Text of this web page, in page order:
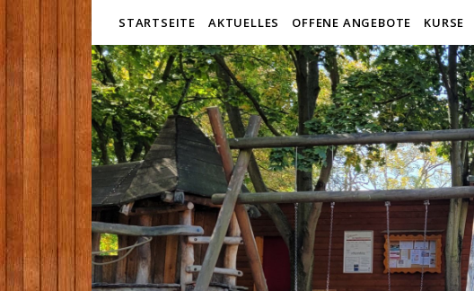
STARTSEITE AKTUELLES OFFENE ANGEBOTE KURSE